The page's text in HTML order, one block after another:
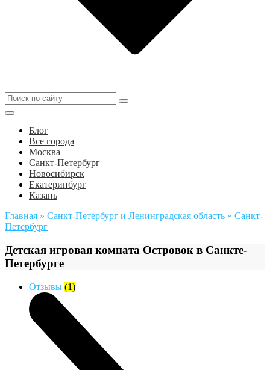
Блог
Все города
Москва
Санкт-Петербург
Новосибирск
Екатеринбург
Казань
Главная » Санкт-Петербург и Ленинградская область » Санкт-
Петербург
Детская игровая комната Островок в Санкте-
Петербурге
Отзывы (1)